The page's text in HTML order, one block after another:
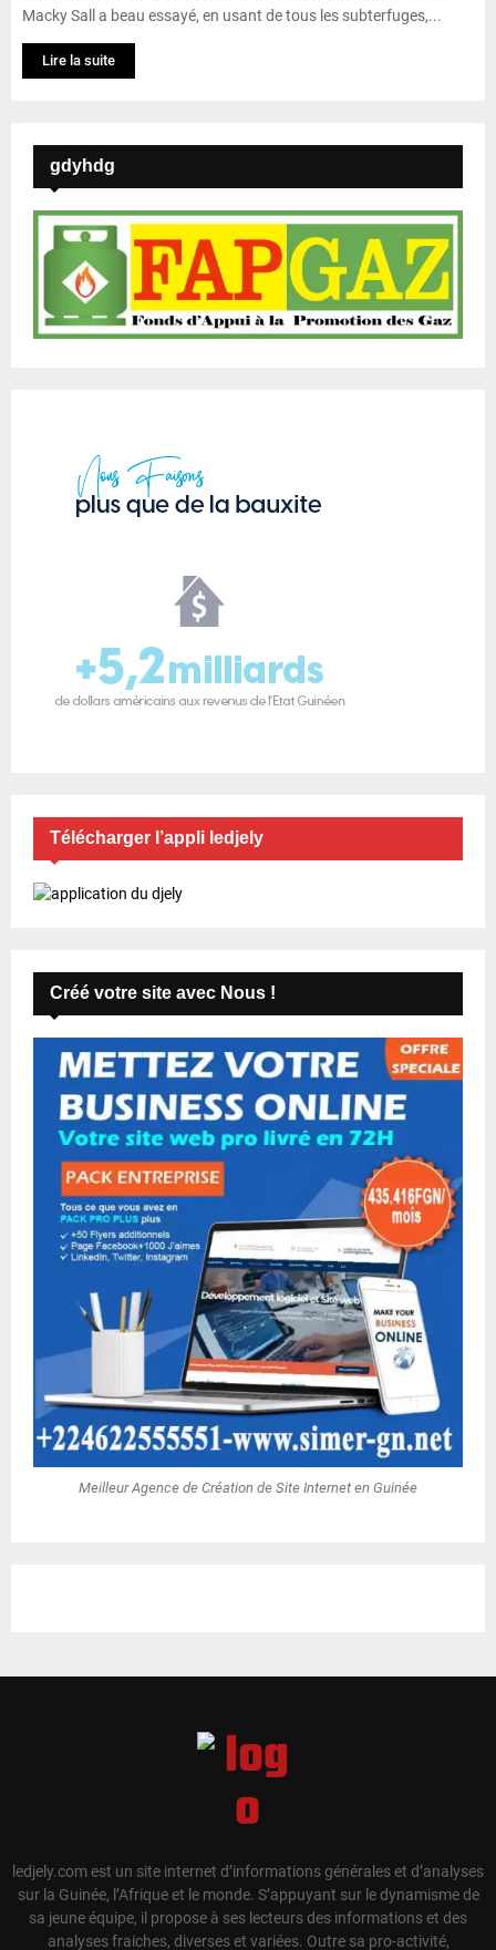
Macky Sall a beau essayé, en usant de tous les subterfuges,...
Lire la suite
gdyhdg
Télécharger l’appli ledjely
Créé votre site avec Nous !
Meilleur Agence de Création de Site Internet en Guinée
ledjely.com est un site internet d’informations générales et d’analyses
sur la Guinée, l’Afrique et le monde. S’appuyant sur le dynamisme de
sa jeune équipe, il propose à ses lecteurs des informations et des
analyses fraiches, diverses et variées. Outre sa pro-activité,